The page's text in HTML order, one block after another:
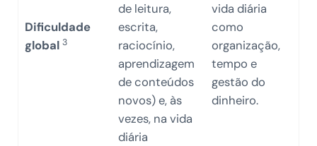
Dificuldade
global3
de leitura,
escrita,
raciocínio,
aprendizagem
de conteúdos
novos) e, às
vezes, na vida
diária
vida diária
como
organização,
tempo e
gestão do
dinheiro.